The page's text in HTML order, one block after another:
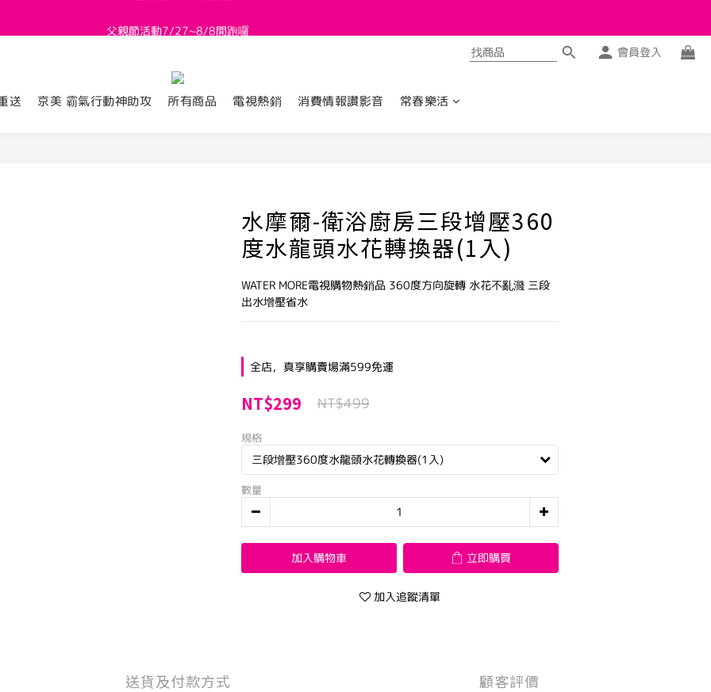
會員登入
送 京美 霸氣行動神助攻 所有商品 電視熱銷 消費情報讚影音 常春樂活
水摩爾-衛浴廚房三段增壓360
度水龍頭水花轉換器(1入)
WATER MORE電視購物熱銷品 360度方向旋轉 水花不亂濺 三段
出水增壓省水
全店，真享購賣場滿599免運
NT$299 NT$499
規格
數量
加入購物車 立即購買
加入追蹤清單
送貨及付款方式 顧客評價